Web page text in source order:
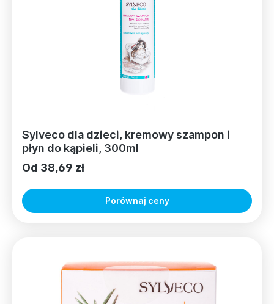
Sylveco dla dzieci, kremowy szampon i
płyn do kąpieli, 300ml
Od 38,69 zł
Porównaj ceny